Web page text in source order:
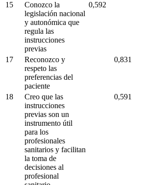
15
Conozco la
legislación nacional
y autonómica que
regula las
instrucciones
previas
0,592
17
Reconozco y
respeto las
preferencias del
paciente
0,831
18
Creo que las
instrucciones
previas son un
instrumento útil
para los
profesionales
sanitarios y facilitan
la toma de
decisiones al
profesional
0,591